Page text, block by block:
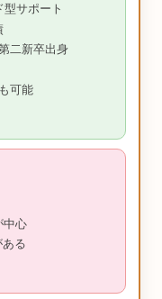
サポート
二新卒出身
可能
中心
る